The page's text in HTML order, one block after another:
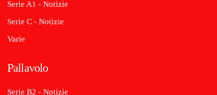
Serie A1 - Notizie
Serie C - Notizie
Varie
Pallavolo
Serie B2 - Notizie